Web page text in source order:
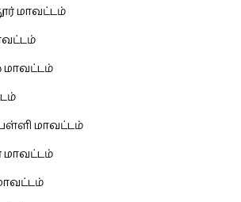
மாவட்டம்
மாவட்டம்
மாவட்டம்
மாவட்டம்